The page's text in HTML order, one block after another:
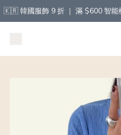
🇰🇷 韓國服飾 9 折 ｜ 滿 $600 智能